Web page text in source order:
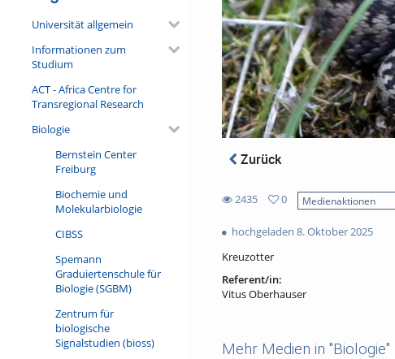
Universität allgemein
Informationen zum
Studium
ACT - Africa Centre for
Transregional Research
Biologie
Bernstein Center
Freiburg
Biochemie und
Molekularbiologie
CIBSS
Spemann
Graduiertenschule für
Biologie (SGBM)
Zentrum für
biologische
Signalstudien (bioss)
Zurück
2435
views
0
favorites
Medienaktionen
hochgeladen 8. Oktober 2025
Kreuzotter
Referent/in:
Vitus Oberhauser
Mehr Medien in "Biologie"